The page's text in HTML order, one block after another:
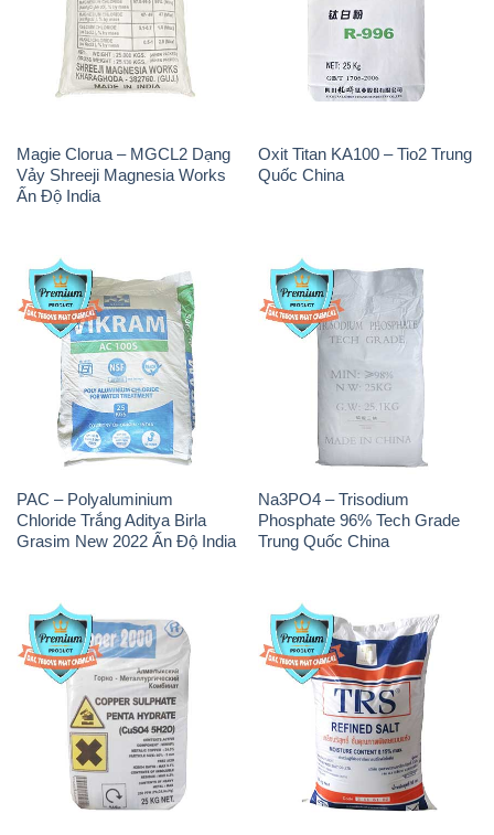
Magie Clorua – MGCL2 Dạng
Vảy Shreeji Magnesia Works
Ấn Độ India
Oxit Titan KA100 – Tio2 Trung
Quốc China
PAC – Polyaluminium
Chloride Trắng Aditya Birla
Grasim New 2022 Ấn Độ India
Na3PO4 – Trisodium
Phosphate 96% Tech Grade
Trung Quốc China